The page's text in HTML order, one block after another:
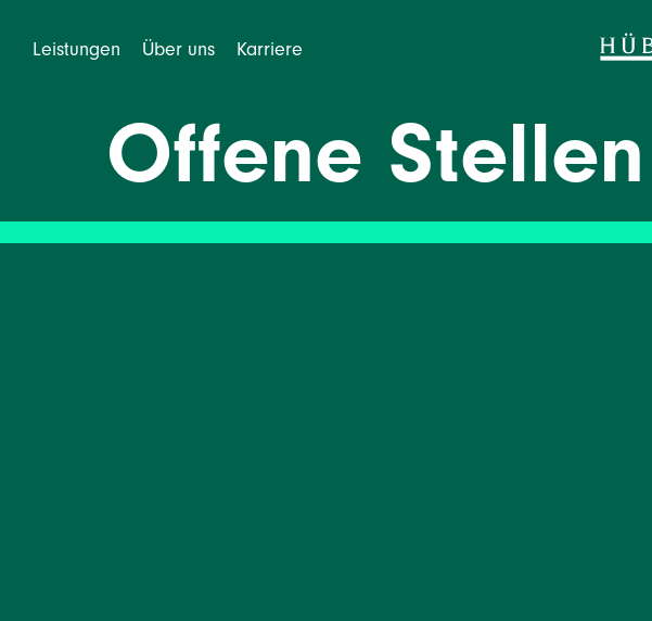
Leistungen Über uns Karriere
Offene Stellen